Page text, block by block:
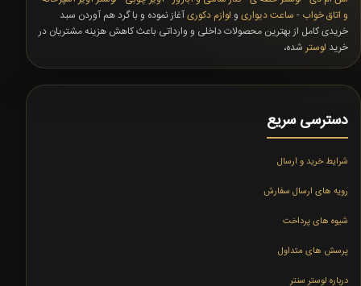
و اتاق خواب - ساعت دیواری و لوازم دکوریآغاز نموده و با گرد هم آوردن سبد
خریدی کامل از بهترین محصولات داخلی و وارداتی باعث کاهش هزینه مشتریان در
خرید لوستر شده،
دسترسی سریع
شرایط خرید و ارسال
رویه های ارسال سفارش
شیوه های پرداخت
پرسش های متداول
درباره لوستر سنتر